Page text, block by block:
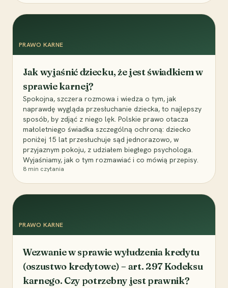
PRAWO KARNE
Jak wyjaśnić dziecku, że jest świadkiem w
sprawie karnej?
Spokojna, szczera rozmowa i wiedza o tym, jak
naprawdę wygląda przesłuchanie dziecka, to najlepszy
sposób, by zdjąć z niego lęk. Polskie prawo otacza
małoletniego świadka szczególną ochroną: dziecko
poniżej 15 lat przesłuchuje sąd jednorazowo, w
przyjaznym pokoju, z udziałem biegłego psychologa.
Wyjaśniamy, jak o tym rozmawiać i co mówią przepisy.
8 min czytania
PRAWO KARNE
Wezwanie w sprawie wyłudzenia kredytu
(oszustwo kredytowe) – art. 297 Kodeksu
karnego. Czy potrzebny jest prawnik?